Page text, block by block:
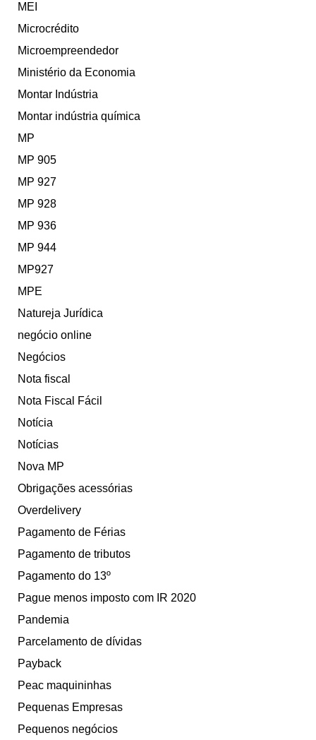
MEI
Microcrédito
Microempreendedor
Ministério da Economia
Montar Indústria
Montar indústria química
MP
MP 905
MP 927
MP 928
MP 936
MP 944
MP927
MPE
Natureja Jurídica
negócio online
Negócios
Nota fiscal
Nota Fiscal Fácil
Notícia
Notícias
Nova MP
Obrigações acessórias
Overdelivery
Pagamento de Férias
Pagamento de tributos
Pagamento do 13º
Pague menos imposto com IR 2020
Pandemia
Parcelamento de dívidas
Payback
Peac maquininhas
Pequenas Empresas
Pequenos negócios